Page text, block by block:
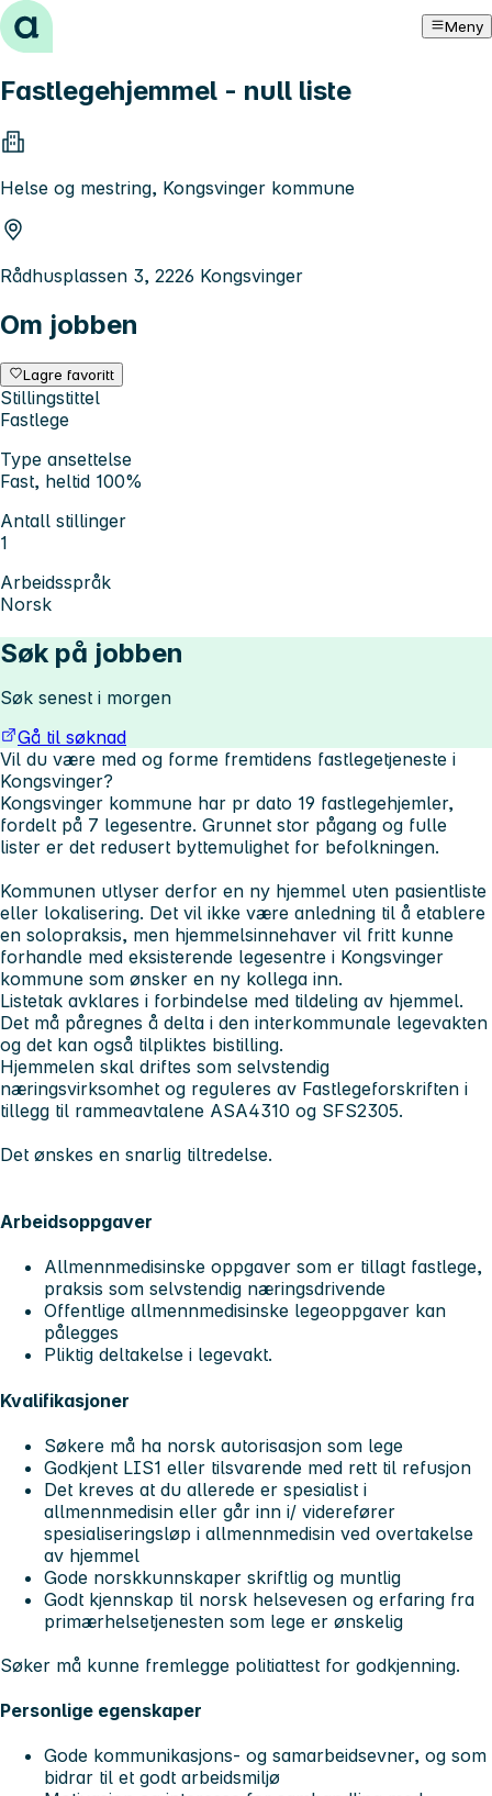
Hopp til innhold Meny
Fastlegehjemmel - null liste
Helse og mestring, Kongsvinger kommune
Rådhusplassen 3, 2226 Kongsvinger
Om jobben
Lagre favoritt
Stillingstittel
Fastlege
Type ansettelse
Fast, heltid 100%
Antall stillinger
1
Arbeidsspråk
Norsk
Søk på jobben
Søk senest i morgen
Gå til søknad
Vil du være med og forme fremtidens fastlegetjeneste i
Kongsvinger?
Kongsvinger kommune har pr dato 19 fastlegehjemler,
fordelt på 7 legesentre. Grunnet stor pågang og fulle
lister er det redusert byttemulighet for befolkningen.
Kommunen utlyser derfor en ny hjemmel uten pasientliste
eller lokalisering. Det vil ikke være anledning til å etablere
en solopraksis, men hjemmelsinnehaver vil fritt kunne
forhandle med eksisterende legesentre i Kongsvinger
kommune som ønsker en ny kollega inn.
Listetak avklares i forbindelse med tildeling av hjemmel.
Det må påregnes å delta i den interkommunale legevakten
og det kan også tilpliktes bistilling.
Hjemmelen skal driftes som selvstendig
næringsvirksomhet og reguleres av Fastlegeforskriften i
tillegg til rammeavtalene ASA4310 og SFS2305.
Det ønskes en snarlig tiltredelse.
Arbeidsoppgaver
Allmennmedisinske oppgaver som er tillagt fastlege,
praksis som selvstendig næringsdrivende
Offentlige allmennmedisinske legeoppgaver kan
pålegges
Pliktig deltakelse i legevakt.
Kvalifikasjoner
Søkere må ha norsk autorisasjon som lege
Godkjent LIS1 eller tilsvarende med rett til refusjon
Det kreves at du allerede er spesialist i
allmennmedisin eller går inn i/ viderefører
spesialiseringsløp i allmennmedisin ved overtakelse
av hjemmel
Gode norskkunnskaper skriftlig og muntlig
Godt kjennskap til norsk helsevesen og erfaring fra
primærhelsetjenesten som lege er ønskelig
Søker må kunne fremlegge politiattest for godkjenning.
Personlige egenskaper
Gode kommunikasjons- og samarbeidsevner, og som
bidrar til et godt arbeidsmiljø